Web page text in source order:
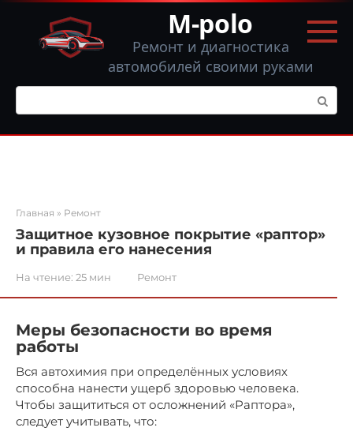
Перейти
контенту
M-polo
Ремонт и диагностика
автомобилей своими руками
Поиск:
Главная » Ремонт
Защитное кузовное покрытие «раптор»
и правила его нанесения
На чтение: 25 мин Ремонт
Меры безопасности во время
работы
Вся автохимия при определённых условиях
способна нанести ущерб здоровью человека.
Чтобы защититься от осложнений «Раптора»,
следует учитывать, что: